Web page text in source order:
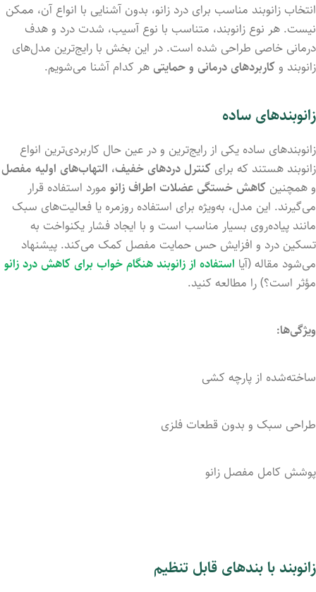
انتخاب زانوبند مناسب برای درد زانو، بدون آشنایی با انواع آن، ممکن
نیست. هر نوع زانوبند، متناسب با نوع آسیب، شدت درد و هدف
درمانی خاصی طراحی شده است. در این بخش با رایج‌ترین مدل‌های
زانوبند و کاربردهای درمانی و حمایتی هر کدام آشنا می‌شویم.
زانوبندهای ساده
زانوبندهای ساده یکی از رایج‌ترین و در عین حال کاربردی‌ترین انواع
زانوبند هستند که برای کنترل دردهای خفیف، التهاب‌های اولیه مفصل
و همچنین کاهش خستگی عضلات اطراف زانو مورد استفاده قرار
می‌گیرند. این مدل، به‌ویژه برای استفاده روزمره یا فعالیت‌های سبک
مانند پیاده‌روی بسیار مناسب است و با ایجاد فشار یکنواخت به
تسکین درد و افزایش حس حمایت مفصل کمک می‌کند. پیشنهاد
می‌شود مقاله (آیا استفاده از زانوبند هنگام خواب برای کاهش درد زانو
مؤثر است؟) را مطالعه کنید.
ویژگی‌ها:
ساخته‌شده از پارچه کشی
طراحی سبک و بدون قطعات فلزی
پوشش کامل مفصل زانو
زانوبند با بندهای قابل تنظیم